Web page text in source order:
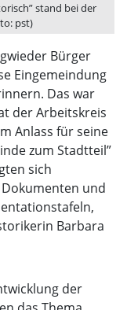
stand bei der
pst)
Bürger
Eingemeindung
Das war
der Arbeitskreis
Anlass für seine
zum Stadtteil”
sich
und
Barbara
der